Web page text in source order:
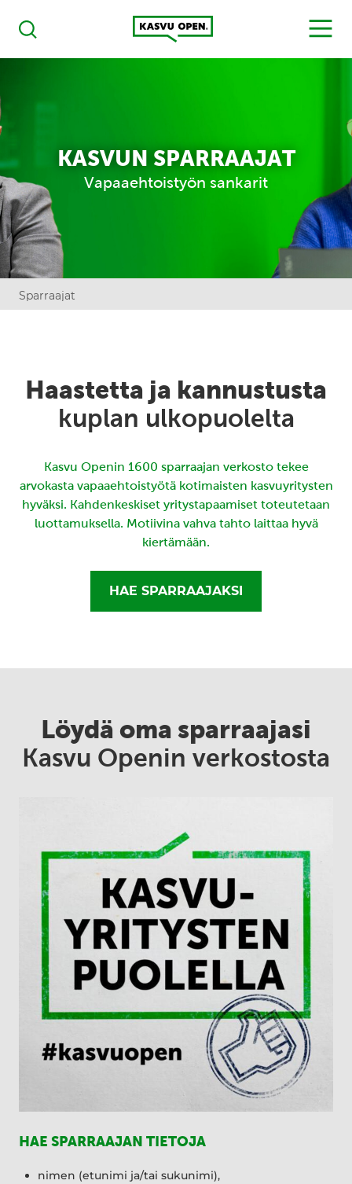
Haku
Kasvu Open
MENU
KASVUN SPARRAAJAT
Vapaaehtoistyön sankarit
Sparraajat
Haastetta ja kannustusta
kuplan ulkopuolelta
Kasvu Openin 1600 sparraajan verkosto tekee
arvokasta vapaaehtoistyötä kotimaisten kasvuyritysten
hyväksi. Kahdenkeskiset yritystapaamiset toteutetaan
luottamuksella. Motiivina vahva tahto laittaa hyvä
kiertämään.
HAE SPARRAAJAKSI
Löydä oma sparraajasi
Kasvu Openin verkostosta
HAE SPARRAAJAN TIETOJA
nimen (etunimi ja/tai sukunimi),